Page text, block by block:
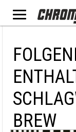
BREW